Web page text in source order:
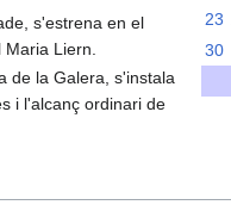
23
30
s'estrena en el
Liern.
de la Galera, s'instala
i l'alcanç ordinari de